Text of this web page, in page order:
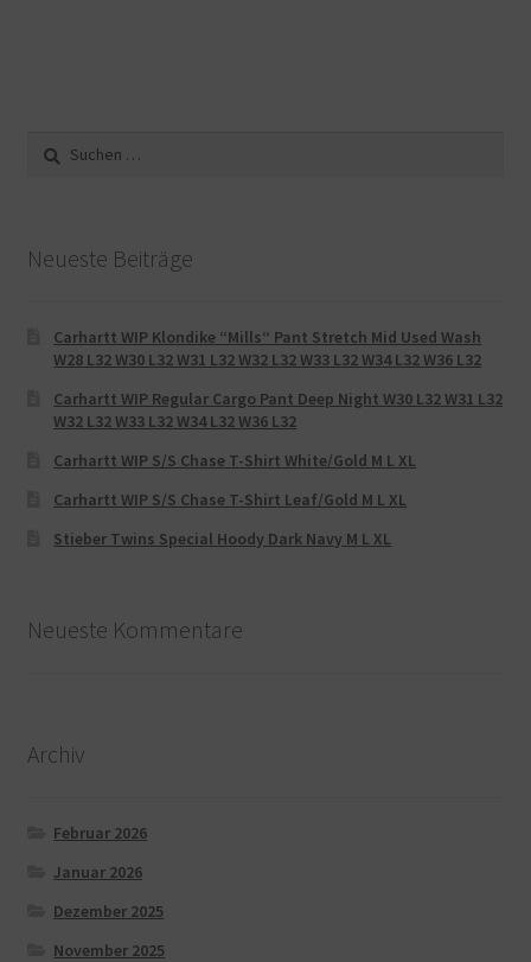
Suche
nach:
Neueste Beiträge
Carhartt WIP Klondike “Mills“ Pant Stretch Mid Used Wash
W28 L32 W30 L32 W31 L32 W32 L32 W33 L32 W34 L32 W36 L32
Carhartt WIP Regular Cargo Pant Deep Night W30 L32 W31 L32
W32 L32 W33 L32 W34 L32 W36 L32
Carhartt WIP S/S Chase T-Shirt White/Gold M L XL
Carhartt WIP S/S Chase T-Shirt Leaf/Gold M L XL
Stieber Twins Special Hoody Dark Navy M L XL
Neueste Kommentare
Archiv
Februar 2026
Januar 2026
Dezember 2025
November 2025